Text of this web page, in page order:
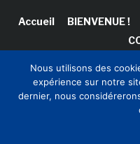
Accueil BIENVENUE !
Copyright © 2026 Club
Nous utilisons des
expérience sur notre
dernier, nous